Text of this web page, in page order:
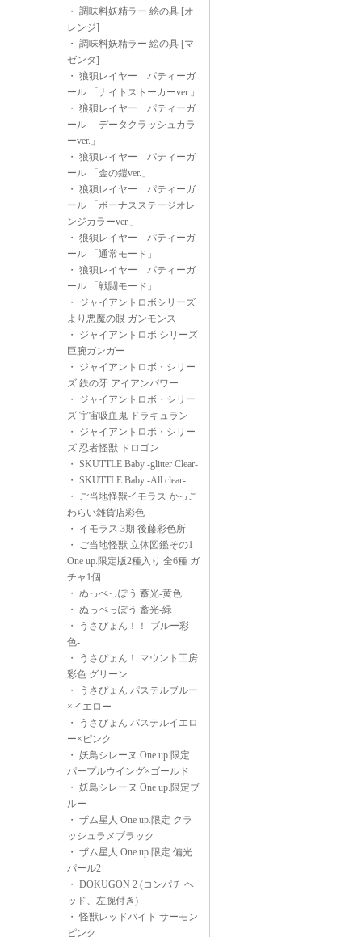
・ 調味料妖精ラー 絵の具 [オ
レンジ]
・ 調味料妖精ラー 絵の具 [マ
ゼンタ]
・ 狼狽レイヤー パティーガ
ール 「ナイトストーカーver.」
・ 狼狽レイヤー パティーガ
ール 「データクラッシュカラ
ーver.」
・ 狼狽レイヤー パティーガ
ール 「金の鎧ver.」
・ 狼狽レイヤー パティーガ
ール 「ボーナスステージオレ
ンジカラーver.」
・ 狼狽レイヤー パティーガ
ール 「通常モード」
・ 狼狽レイヤー パティーガ
ール 「戦闘モード」
・ ジャイアントロボシリーズ
より悪魔の眼 ガンモンス
・ ジャイアントロボ シリーズ
巨腕ガンガー
・ ジャイアントロボ・シリー
ズ 鉄の牙 アイアンパワー
・ ジャイアントロボ・シリー
ズ 宇宙吸血鬼 ドラキュラン
・ ジャイアントロボ・シリー
ズ 忍者怪獣 ドロゴン
・ SKUTTLE Baby -glitter Clear-
・ SKUTTLE Baby -All clear-
・ ご当地怪獣イモラス かっこ
わらい雑貨店彩色
・ イモラス 3期 後藤彩色所
・ ご当地怪獣 立体図鑑その1
One up.限定版2種入り 全6種 ガ
チャ1個
・ ぬっぺっぽう 蓄光-黄色
・ ぬっぺっぽう 蓄光-緑
・
うさぴょん！！-ブルー彩
色-
・
うさぴょん！ マウント工房
彩色 グリーン
・
うさぴょん パステルブルー
×イエロー
・
うさぴょん パステルイエロ
ー×ピンク
・ 妖鳥シレーヌ One up.限定
パープルウイング×ゴールド
・ 妖鳥シレーヌ One up.限定ブ
ルー
・ ザム星人 One up.限定 クラ
ッシュラメブラック
・ ザム星人 One up.限定 偏光
パール2
・ DOKUGON 2 (コンパチ ヘ
ッド、左腕付き)
・怪獣レッドバイト サーモン
ピンク